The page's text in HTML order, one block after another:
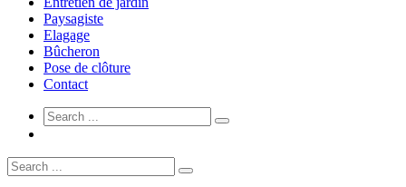
Paysagiste
Elagage
Bûcheron
Pose de clôture
Contact